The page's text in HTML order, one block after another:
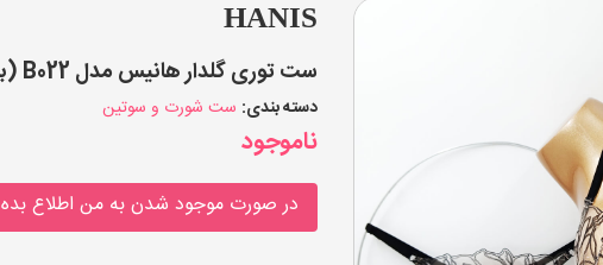
HANIS
ست توری گلدار هانیس مدل B022 (بسته 4 عددی)
دسته بندی: ست شورت و سوتین
ناموجود
در صورت موجود شدن به من اطلاع بده